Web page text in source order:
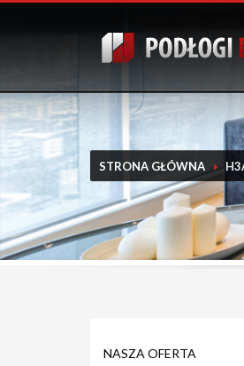
STRONA GŁÓWNA
NASZA OFERTA